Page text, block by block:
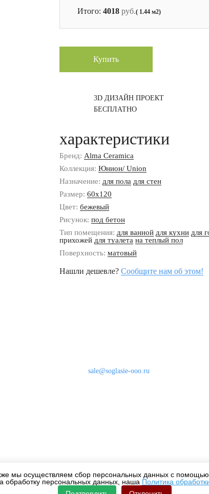
Итого: 4018 руб.( 1.44 м2)
Купить
3D ДИЗАЙН ПРОЕКТ
БЕСПЛАТНО
характеристики
Бренд: Alma Ceramica
Коллекция: Юнион/ Union
Назначение: для пола для стен
Размер: 60x120
Цвет: бежевый
Рисунок: под бетон
Тип помещения: для ванной для кухни для
прихожей для туалета на теплый пол
Поверхность: матовый
Нашли дешевле? Сообщите нам об этом!
мы осуществляем сбор персональных данных с помощью
обработку персональных данных, наша Политика
sale@soglasie-ooo.ru